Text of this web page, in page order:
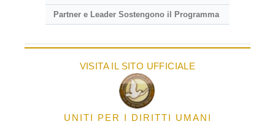
Partner e Leader Sostengono il Programma
VISITA IL SITO UFFICIALE
UNITI PER I DIRITTI UMANI